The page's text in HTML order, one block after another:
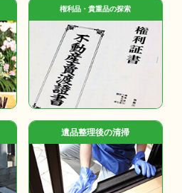
権利品・貴重品の探索
遺品整理後の清掃